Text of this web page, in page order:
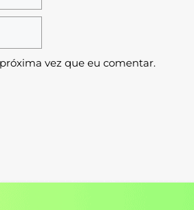
vez que eu comentar.